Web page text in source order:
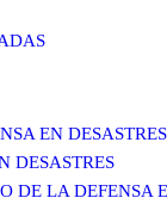
EN DESASTRES
DESASTRES
DE LA DEFENSA